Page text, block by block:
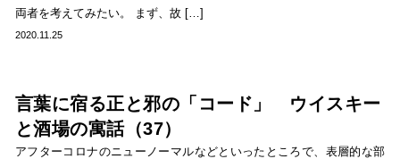
両者を考えてみたい。 まず、故 […]
2020.11.25
言葉に宿る正と邪の「コード」 ウイスキー
と酒場の寓話（37）
アフターコロナのニューノーマルなどといったところで、表層的な部